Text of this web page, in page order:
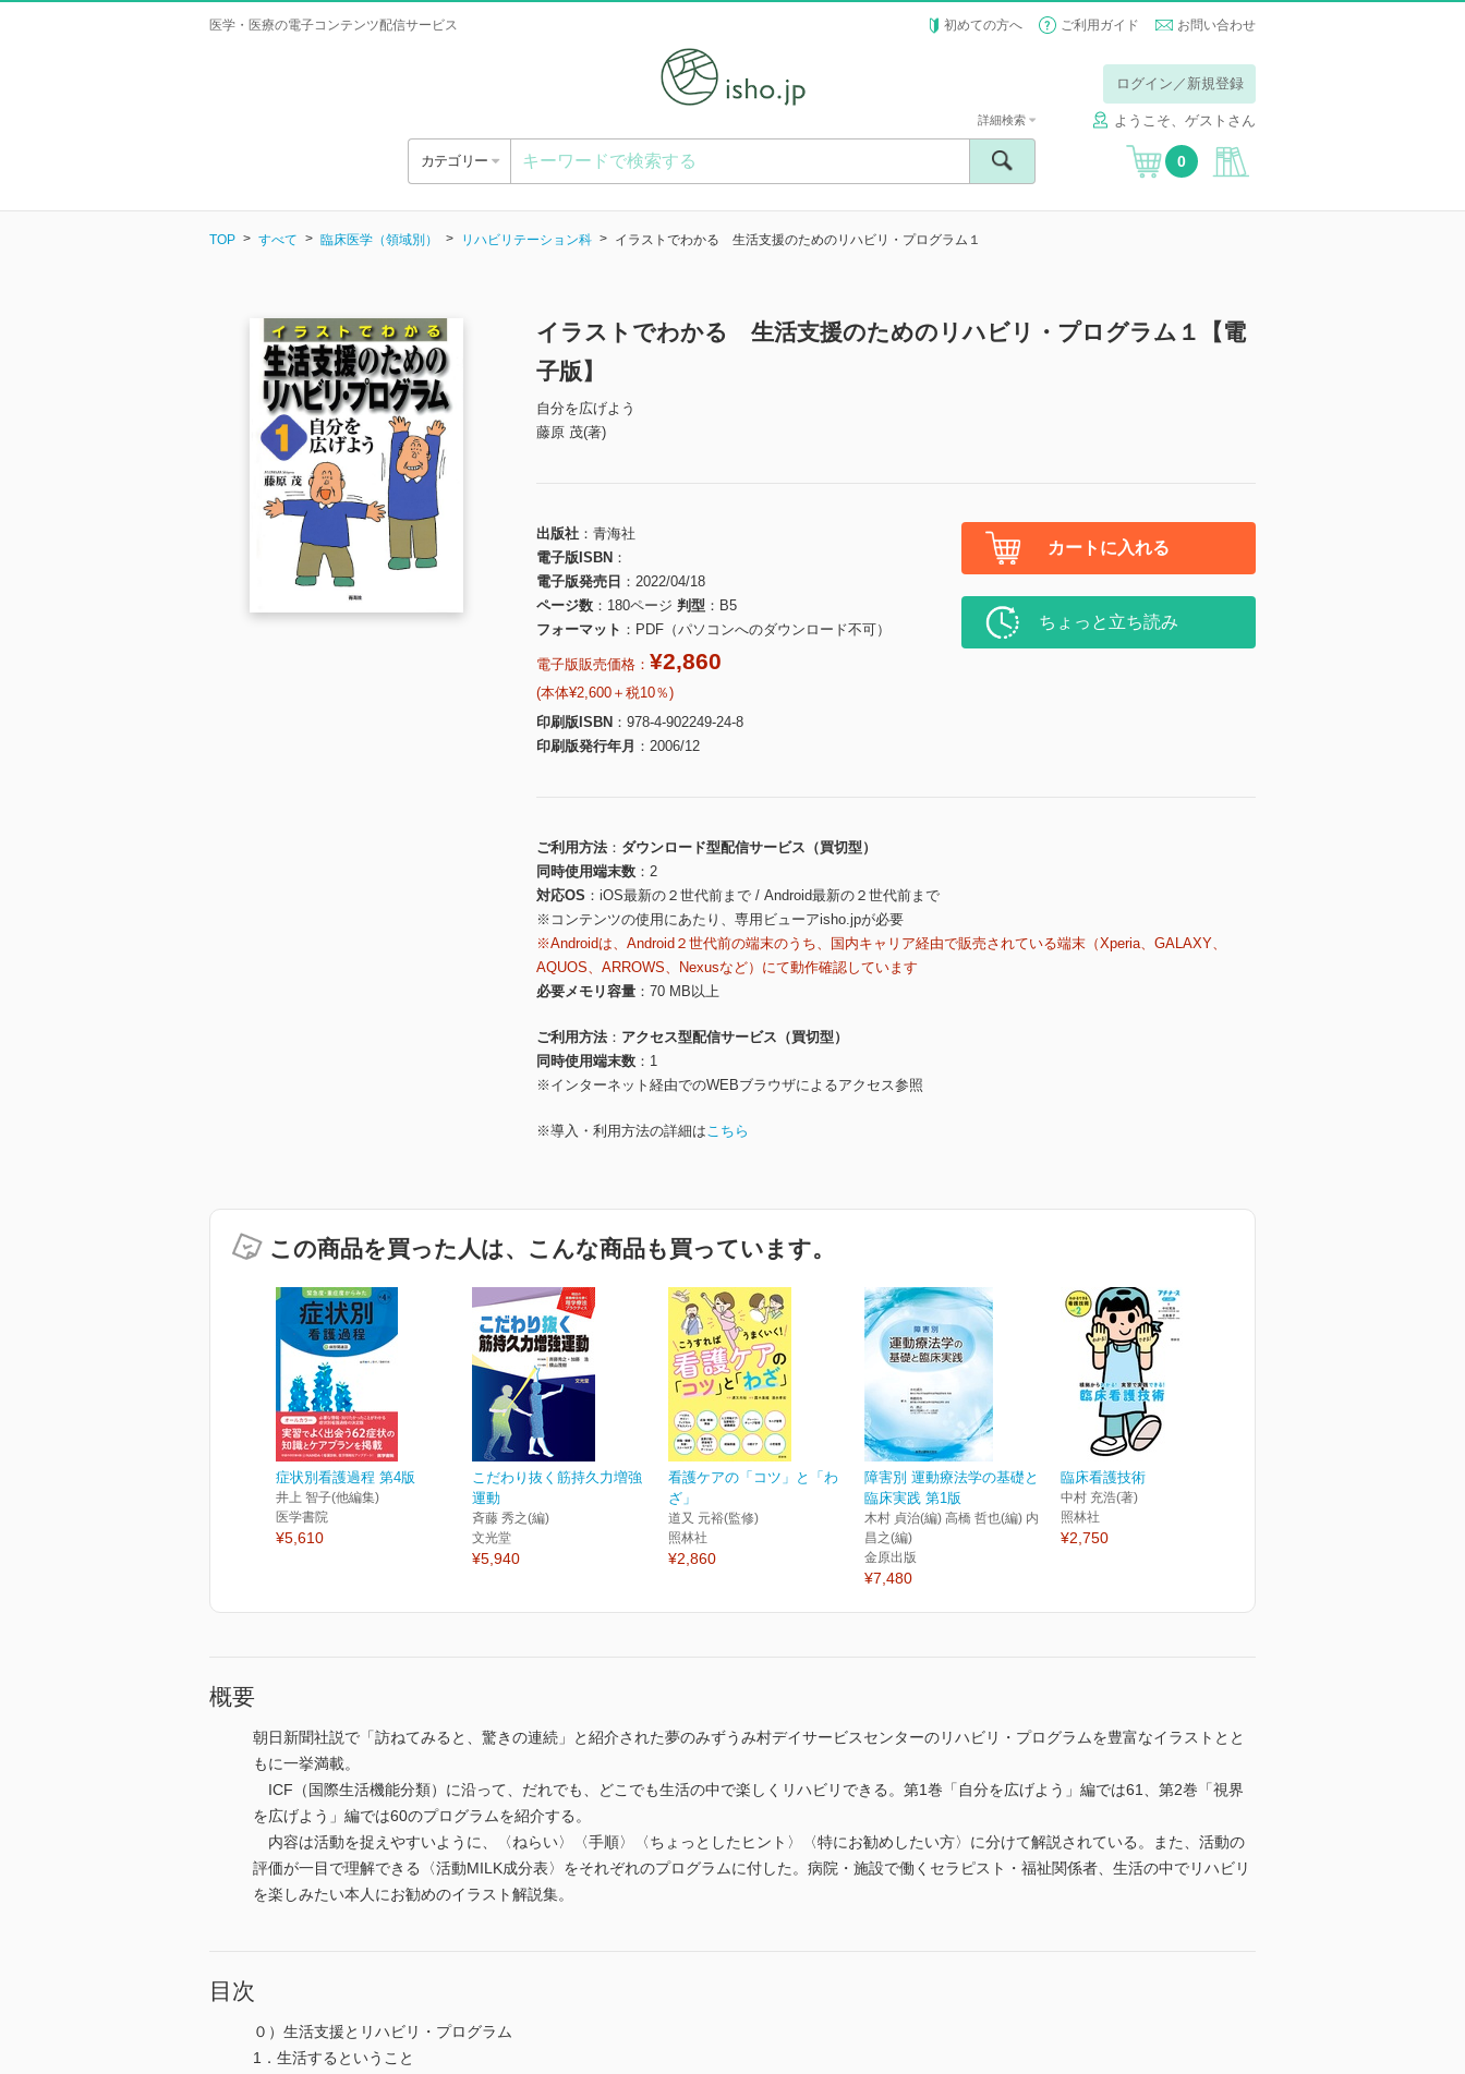
医学・医療の電子コンテンツ配信サービス 初めての方へ ご利用ガイド お問い合わせ
ログイン／新規登録
ようこそ、ゲストさん
カテゴリー
詳細検索
0
TOP すべて 臨床医学（領域別） リハビリテーション科 イラストでわかる 生活支援のためのリハビリ・プログラム１
イラストでわかる 生活支援のためのリハビリ・プログラム１【電
子版】
自分を広げよう
藤原 茂(著)
出版社
青海社
電子版ISBN
電子版発売日
2022/04/18
ページ数
180ページ 判型
B5
フォーマット
PDF（パソコンへのダウンロード不可）
電子版販売価格： ¥2,860
(本体¥2,600＋税10％)
印刷版ISBN
978-4-902249-24-8
印刷版発行年月
2006/12
カートに入れる
ちょっと立ち読み
ご利用方法
ダウンロード型配信サービス（買切型）
同時使用端末数
2
対応OS
iOS最新の２世代前まで / Android最新の２世代前まで
※コンテンツの使用にあたり、専用ビューアisho.jpが必要
※Androidは、Android２世代前の端末のうち、国内キャリア経由で販売されている端末（Xperia、GALAXY、
AQUOS、ARROWS、Nexusなど）にて動作確認しています
必要メモリ容量
70 MB以上
ご利用方法
アクセス型配信サービス（買切型）
同時使用端末数
1
※インターネット経由でのWEBブラウザによるアクセス参照
※導入・利用方法の詳細はこちら
この商品を買った人は、こんな商品も買っています。
症状別看護過程 第4版
井上 智子(他編集)
医学書院
¥5,610
こだわり抜く筋持久力増強
運動
斉藤 秀之(編)
文光堂
¥5,940
看護ケアの「コツ」と「わ
ざ」
道又 元裕(監修)
照林社
¥2,860
障害別 運動療法学の基礎と
臨床実践 第1版
木村 貞治(編) 高橋 哲也(編) 内
昌之(編)
金原出版
¥7,480
臨床看護技術
中村 充浩(著)
照林社
¥2,750
概要
朝日新聞社説で「訪ねてみると、驚きの連続」と紹介された夢のみずうみ村デイサービスセンターのリハビリ・プログラムを豊富なイラストとと
もに一挙満載。
ICF（国際生活機能分類）に沿って、だれでも、どこでも生活の中で楽しくリハビリできる。第1巻「自分を広げよう」編では61、第2巻「視界
を広げよう」編では60のプログラムを紹介する。
内容は活動を捉えやすいように、〈ねらい〉〈手順〉〈ちょっとしたヒント〉〈特にお勧めしたい方〉に分けて解説されている。また、活動の
評価が一目で理解できる〈活動MILK成分表〉をそれぞれのプログラムに付した。病院・施設で働くセラピスト・福祉関係者、生活の中でリハビリ
を楽しみたい本人にお勧めのイラスト解説集。
目次
０）生活支援とリハビリ・プログラム
1．生活するということ